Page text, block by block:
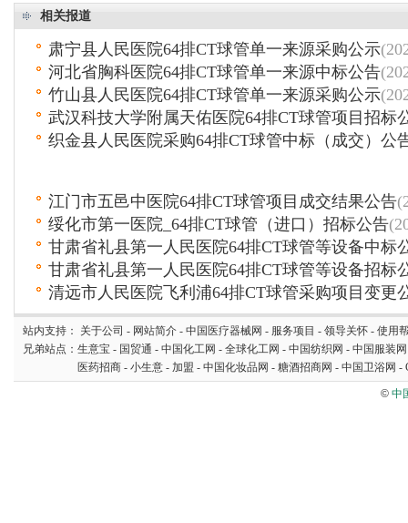
相关报道
肃宁县人民医院64排CT球管单一来源采购公示
河北省胸科医院64排CT球管单一来源中标公告
竹山县人民医院64排CT球管单一来源采购公示
武汉科技大学附属天佑医院64排CT球管项目招标
织金县人民医院采购64排CT球管中标（成交）公
江门市五邑中医院64排CT球管项目成交结果公告
绥化市第一医院_64排CT球管（进口）招标公告
甘肃省礼县第一人民医院64排CT球管等设备中标
甘肃省礼县第一人民医院64排CT球管等设备招标
清远市人民医院飞利浦64排CT球管采购项目变更
站内支持： 关于公司 - 网站简介 - 中国医疗器械网 - 服务项目 - 领导关怀 - 使用
兄弟站点： 生意宝 - 国贸通 - 中国化工网 - 全球化工网 - 中国纺织网 - 中国服装网
医药招商 - 小生意 - 加盟 - 中国化妆品网 - 糖酒招商网 - 中国卫浴网 -
© 中